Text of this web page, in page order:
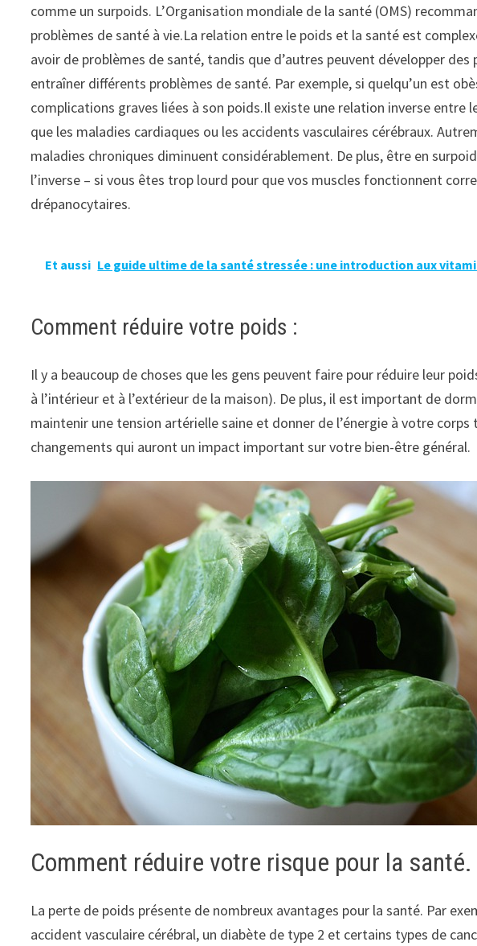
comme un surpoids. L’Organisation mondiale de la santé (OMS)
problèmes de santé à vie.La relation entre le poids et la santé est
avoir de problèmes de santé, tandis que d’autres peuvent développer
entraîner différents problèmes de santé. Par exemple, si quelqu’un est
complications graves liées à son poids.Il existe une relation inverse
que les maladies cardiaques ou les accidents vasculaires cérébraux.
maladies chroniques diminuent considérablement. De plus, être en
l’inverse – si vous êtes trop lourd pour que vos muscles fonctionnent
drépanocytaires.
Et aussi Le guide ultime de la santé stressée : une introduction aux
Comment réduire votre poids :
Il y a beaucoup de choses que les gens peuvent faire pour réduire leur
à l’intérieur et à l’extérieur de la maison). De plus, il est important de
maintenir une tension artérielle saine et donner de l’énergie à votre
changements qui auront un impact important sur votre bien-être général.
Comment réduire votre risque pour la santé.
La perte de poids présente de nombreux avantages pour la santé. Par
accident vasculaire cérébral, un diabète de type 2 et certains types de